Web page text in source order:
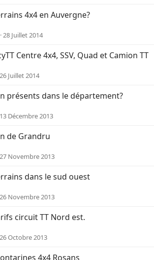
4x4 en Auvergne?
28 Juillet 2014
Centre 4x4, SSV, Quad et Camion TT
26 Juillet 2014
présents dans le département?
13 Décembre 2013
de Grandru
27 Novembre 2013
dans le sud ouest
26 Novembre 2013
circuit TT Nord est.
26 Octobre 2013
4x4 Rosans